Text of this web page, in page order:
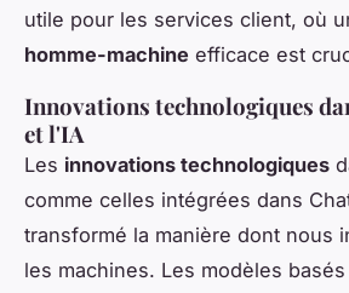
utile pour les services client, où
homme-machine efficace est
Innovations technologiques
et l'IA
Les innovations technologiques
comme celles intégrées dans
transformé la manière dont nous
les machines. Les modèles